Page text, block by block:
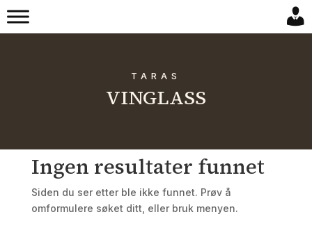
TARAS
VINGLASS
Ingen resultater funnet
Siden du ser etter ble ikke funnet. Prøv å
omformulere søket ditt, eller bruk menyen.